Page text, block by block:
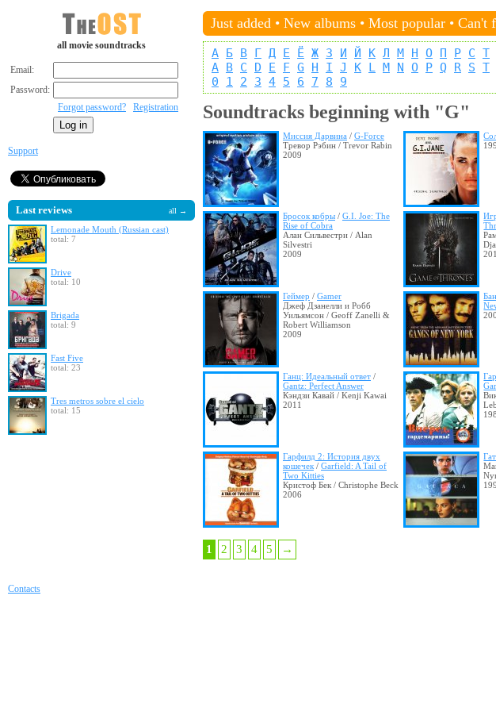
all movie soundtracks
Email:
Password:
Forgot password?
Registration
Support
Last reviews all →
Lemonade Mouth (Russian cast)
total: 7
Drive
total: 10
Brigada
total: 9
Fast Five
total: 23
Tres metros sobre el cielo
total: 15
Just added • New albums • Most popular • Can't
А Б В Г Д Е Ё Ж З И Й К Л М Н О П Р С Т
A B C D E F G H I J K L M N O P Q R S T
0
1 2 3 4 5 6 7 8 9
Soundtracks beginning with "G"
Миссия Дарвина / G-Force
Тревор Рэбин / Trevor Rabin
2009
Бросок кобры / G.I. Joe: The
Rise of Cobra
Алан Сильвестри / Alan
Silvestri
2009
Геймер / Gamer
Джеф Дзанелли и Робб
Уильямсон / Geoff Zanelli &
Robert Williamson
2009
Ганц: Идеальный ответ /
Gantz: Perfect Answer
Кэндзи Кавай / Kenji Kawai
2011
Гарфилд 2: История двух
кошечек / Garfield: A Tail of
Two Kitties
Кристоф Бек / Christophe Beck
2006
1 2 3 4 5 →
Contacts